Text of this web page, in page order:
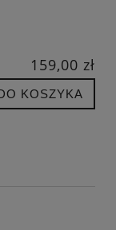
159,00 zł
KOSZYKA